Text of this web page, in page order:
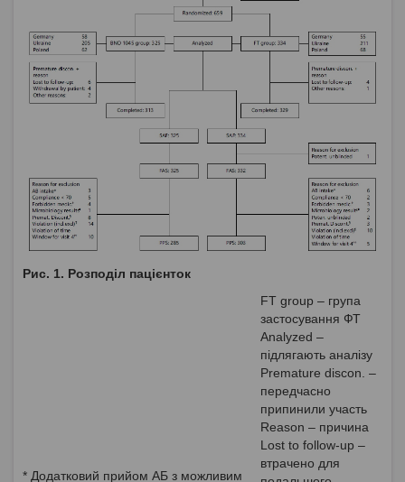
Рис. 1. Розподіл пацієнток
* Додатковий прийом АБ з можливим
FT group – група
застосування ФТ
Analyzed –
підлягають аналізу
Premature discon. –
передчасно
припинили участь
Reason – причина
Lost to follow-up –
втрачено для